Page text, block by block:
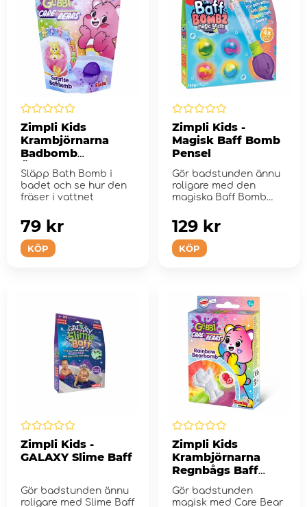
Zimpli Kids
Krambjörnarna
Badbomb
Överraskning
Släpp Bath Bomb i
badet och se hur den
fräser i vattnet
KÖP
79 kr
Zimpli Kids -
Magisk Baff Bomb
Pensel
Gör badstunden ännu
roligare med den
magiska Baff Bomb
KÖP
129 kr
Zimpli Kids -
GALAXY Slime Baff
Gör badstunden ännu
roligare med Slime Baff
Zimpli Kids
Krambjörnarna
Regnbågs Baff
Gör badstunden
magisk med Care Bear